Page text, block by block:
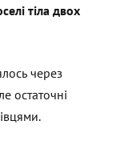
тіла двох
через
остаточні